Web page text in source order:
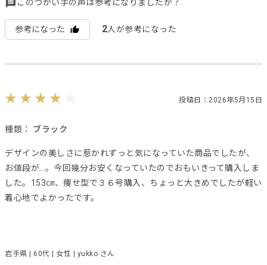
このつかい手の声は参考になりましたか？
参考になった 2人が参考になった
投稿日：2026年5月15日
種類： ブラック
デザインの美しさに惹かれずっと気になっていた商品でしたが、
お値段が…。今回幾分お安くなっていたのでおもいきって購入しま
した。153㎝、痩せ型で３６号購入、ちょっと大きめでしたが軽い
着心地でよかったです。
岩手県 | 60代 | 女性 | yukko さん